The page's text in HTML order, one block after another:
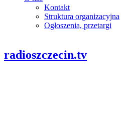
Kontakt
Struktura organizacyjna
Ogłoszenia, przetargi
radioszczecin.tv